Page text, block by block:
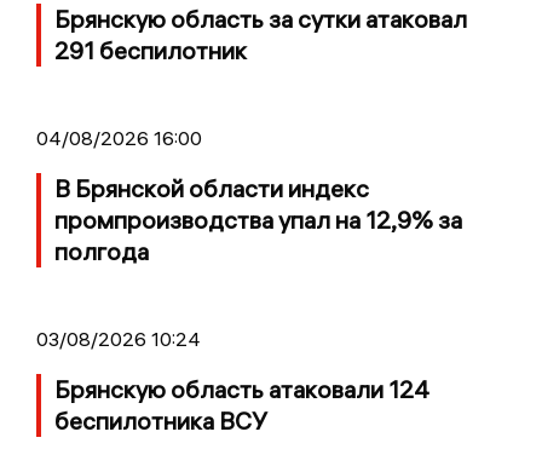
Брянскую область за сутки атаковал
291 беспилотник
04/08/2026 16:00
В Брянской области индекс
промпроизводства упал на 12,9% за
полгода
03/08/2026 10:24
Брянскую область атаковали 124
беспилотника ВСУ